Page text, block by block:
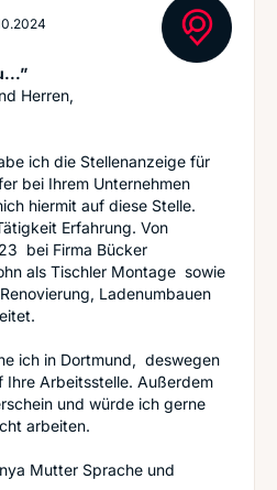
Herren,
ich die Stellenanzeige für
bei Ihrem Unternehmen
hiermit auf diese Stelle.
Erfahrung. Von
bei Firma Bücker
als Tischler Montage sowie
Ladenumbauen
ich in Dortmund, deswegen
Ihre Arbeitsstelle. Außerdem
und würde ich gerne
arbeiten.
Mutter Sprache und